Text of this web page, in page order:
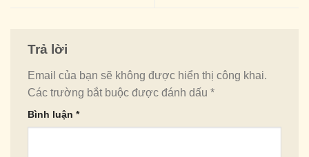
Trả lời
Email của bạn sẽ không được hiển thị công khai.
Các trường bắt buộc được đánh dấu *
Bình luận *